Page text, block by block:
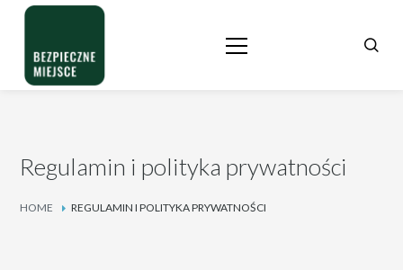
Regulamin i polityka prywatności
HOME REGULAMIN I POLITYKA PRYWATNOŚCI